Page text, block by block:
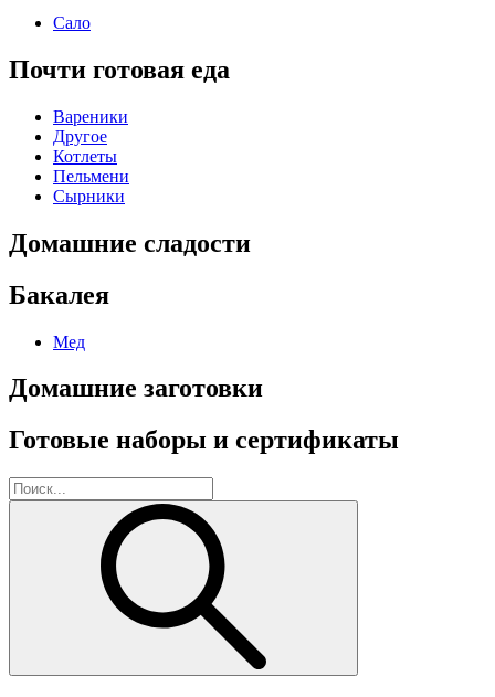
Сало
Почти готовая еда
Вареники
Другое
Котлеты
Пельмени
Сырники
Домашние сладости
Бакалея
Мед
Домашние заготовки
Готовые наборы и сертификаты